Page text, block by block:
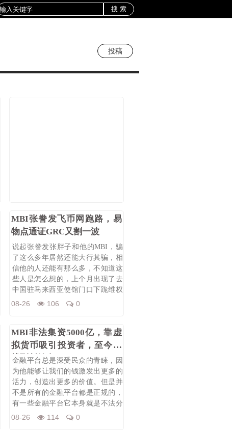
投稿
MBI张誊发飞币网跑路，易
物点通证GRC又割一波
说起张誊发张胖子和他的MBI，骗
了这么多年居然还能大行其骗，相
信他的人还能有那么多，不知道这
些人是怎么想的，上个月出现了去
中国驻马来西亚使馆门口下跪维权
的事，丢
08-26 106 0
MBI非法集资5000亿，靠虚
拟货币吸引投资者，至今未
找到创始人
金融平台总是深受民众的青睐，因
为他能够让我们的钱激发出更多的
活力，创造出更多的价值。但是并
不是所有的金融平台都是正规的，
有一些金融平台它本身就是不法分
子获取利益
08-26 114 0